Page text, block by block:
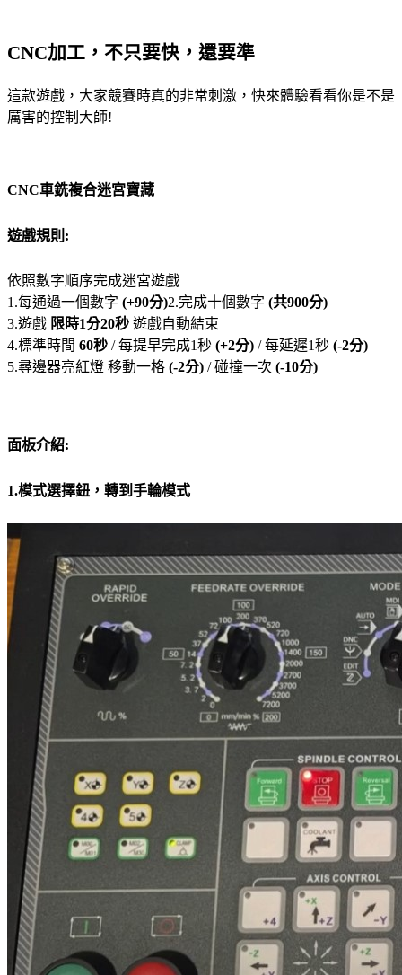
CNC加工，不只要快，還要準
這款遊戲，大家競賽時真的非常刺激，快來體驗看看你是不是
厲害的控制大師!
CNC車銑複合迷宮寶藏
遊戲規則:
依照數字順序完成迷宮遊戲
1.每通過一個數字 (+90分)2.完成十個數字 (共900分)
3.遊戲 限時1分20秒 遊戲自動結束
4.標準時間 60秒 / 每提早完成1秒 (+2分) / 每延遲1秒 (-2分)
5.尋邊器亮紅燈 移動一格 (-2分) / 碰撞一次 (-10分)
面板介紹:
1.模式選擇鈕，轉到手輪模式